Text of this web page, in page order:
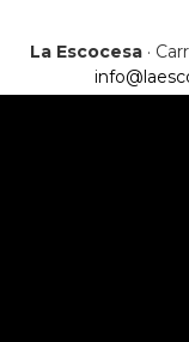
La Escocesa ·